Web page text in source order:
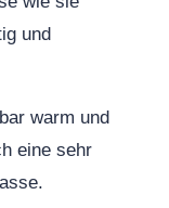
und
warm und
eine sehr